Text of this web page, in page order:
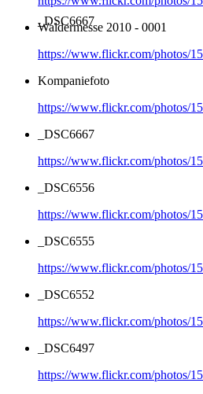
_DSC6667
Waldermesse 2010 - 0001
https://www.flickr.com/photos/
Kompaniefoto
https://www.flickr.com/photos/
_DSC6667
https://www.flickr.com/photos/
_DSC6556
https://www.flickr.com/photos/
_DSC6555
https://www.flickr.com/photos/
_DSC6552
https://www.flickr.com/photos/
_DSC6497
https://www.flickr.com/photos/